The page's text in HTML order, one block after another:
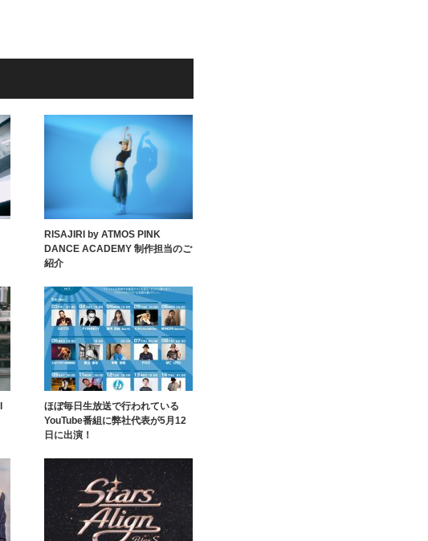
RISAJIRI by ATMOS PINK
DANCE ACADEMY 制作担当のご
紹介
ほぼ毎日生放送で行われている
YouTube番組に弊社代表が5月12
日に出演！